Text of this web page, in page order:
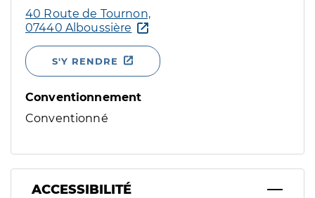
40 Route de Tournon,
07440 Alboussière
S'Y RENDRE
Conventionnement
Conventionné
ACCESSIBILITÉ